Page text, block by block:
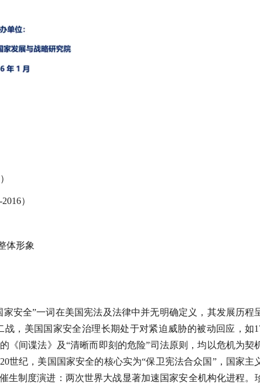
）
体形象
安全”一词在美国宪法及法律中并无明确定义，其发展历程
，美国国家安全治理长期处于对紧迫威胁的被动回应，如
《间谍法》及“清晰而即刻的危险”司法原则，均以危机为契
世纪，美国国家安全的核心实为“保卫宪法合众国”，国家主
生制度演进：两次世界大战显著加速国家安全机构化进程。